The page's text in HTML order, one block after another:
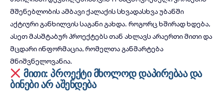
მშენებლობის ამბავი ქალაქის სხვადასხვა უბანში
აქტიური განხილვის საგანი გახდა. როგორც ხშირად ხდება,
ასეთ მასშტაბურ პროექტებს თან ახლავს არაერთი მითი და
მცდარი ინფორმაცია, რომელთა განმარტება
მნიშვნელოვანია.
მითი: პროექტი მხოლოდ დაპირებაა და
ბინები არ აშენდება